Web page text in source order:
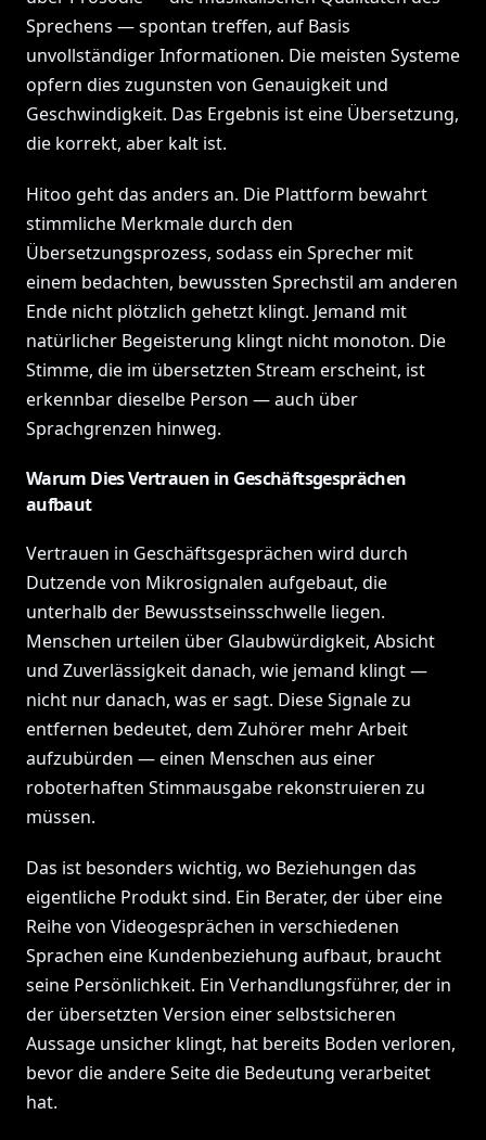
Sprechens — spontan treffen, auf Basis
unvollständiger Informationen. Die meisten Systeme
opfern dies zugunsten von Genauigkeit und
Geschwindigkeit. Das Ergebnis ist eine Übersetzung,
die korrekt, aber kalt ist.
Hitoo geht das anders an. Die Plattform bewahrt
stimmliche Merkmale durch den
Übersetzungsprozess, sodass ein Sprecher mit
einem bedachten, bewussten Sprechstil am anderen
Ende nicht plötzlich gehetzt klingt. Jemand mit
natürlicher Begeisterung klingt nicht monoton. Die
Stimme, die im übersetzten Stream erscheint, ist
erkennbar dieselbe Person — auch über
Sprachgrenzen hinweg.
Warum Dies Vertrauen in Geschäftsgesprächen
aufbaut
Vertrauen in Geschäftsgesprächen wird durch
Dutzende von Mikrosignalen aufgebaut, die
unterhalb der Bewusstseinsschwelle liegen.
Menschen urteilen über Glaubwürdigkeit, Absicht
und Zuverlässigkeit danach, wie jemand klingt —
nicht nur danach, was er sagt. Diese Signale zu
entfernen bedeutet, dem Zuhörer mehr Arbeit
aufzubürden — einen Menschen aus einer
roboterhaften Stimmausgabe rekonstruieren zu
müssen.
Das ist besonders wichtig, wo Beziehungen das
eigentliche Produkt sind. Ein Berater, der über eine
Reihe von Videogesprächen in verschiedenen
Sprachen eine Kundenbeziehung aufbaut, braucht
seine Persönlichkeit. Ein Verhandlungsführer, der in
der übersetzten Version einer selbstsicheren
Aussage unsicher klingt, hat bereits Boden verloren,
bevor die andere Seite die Bedeutung verarbeitet
hat.